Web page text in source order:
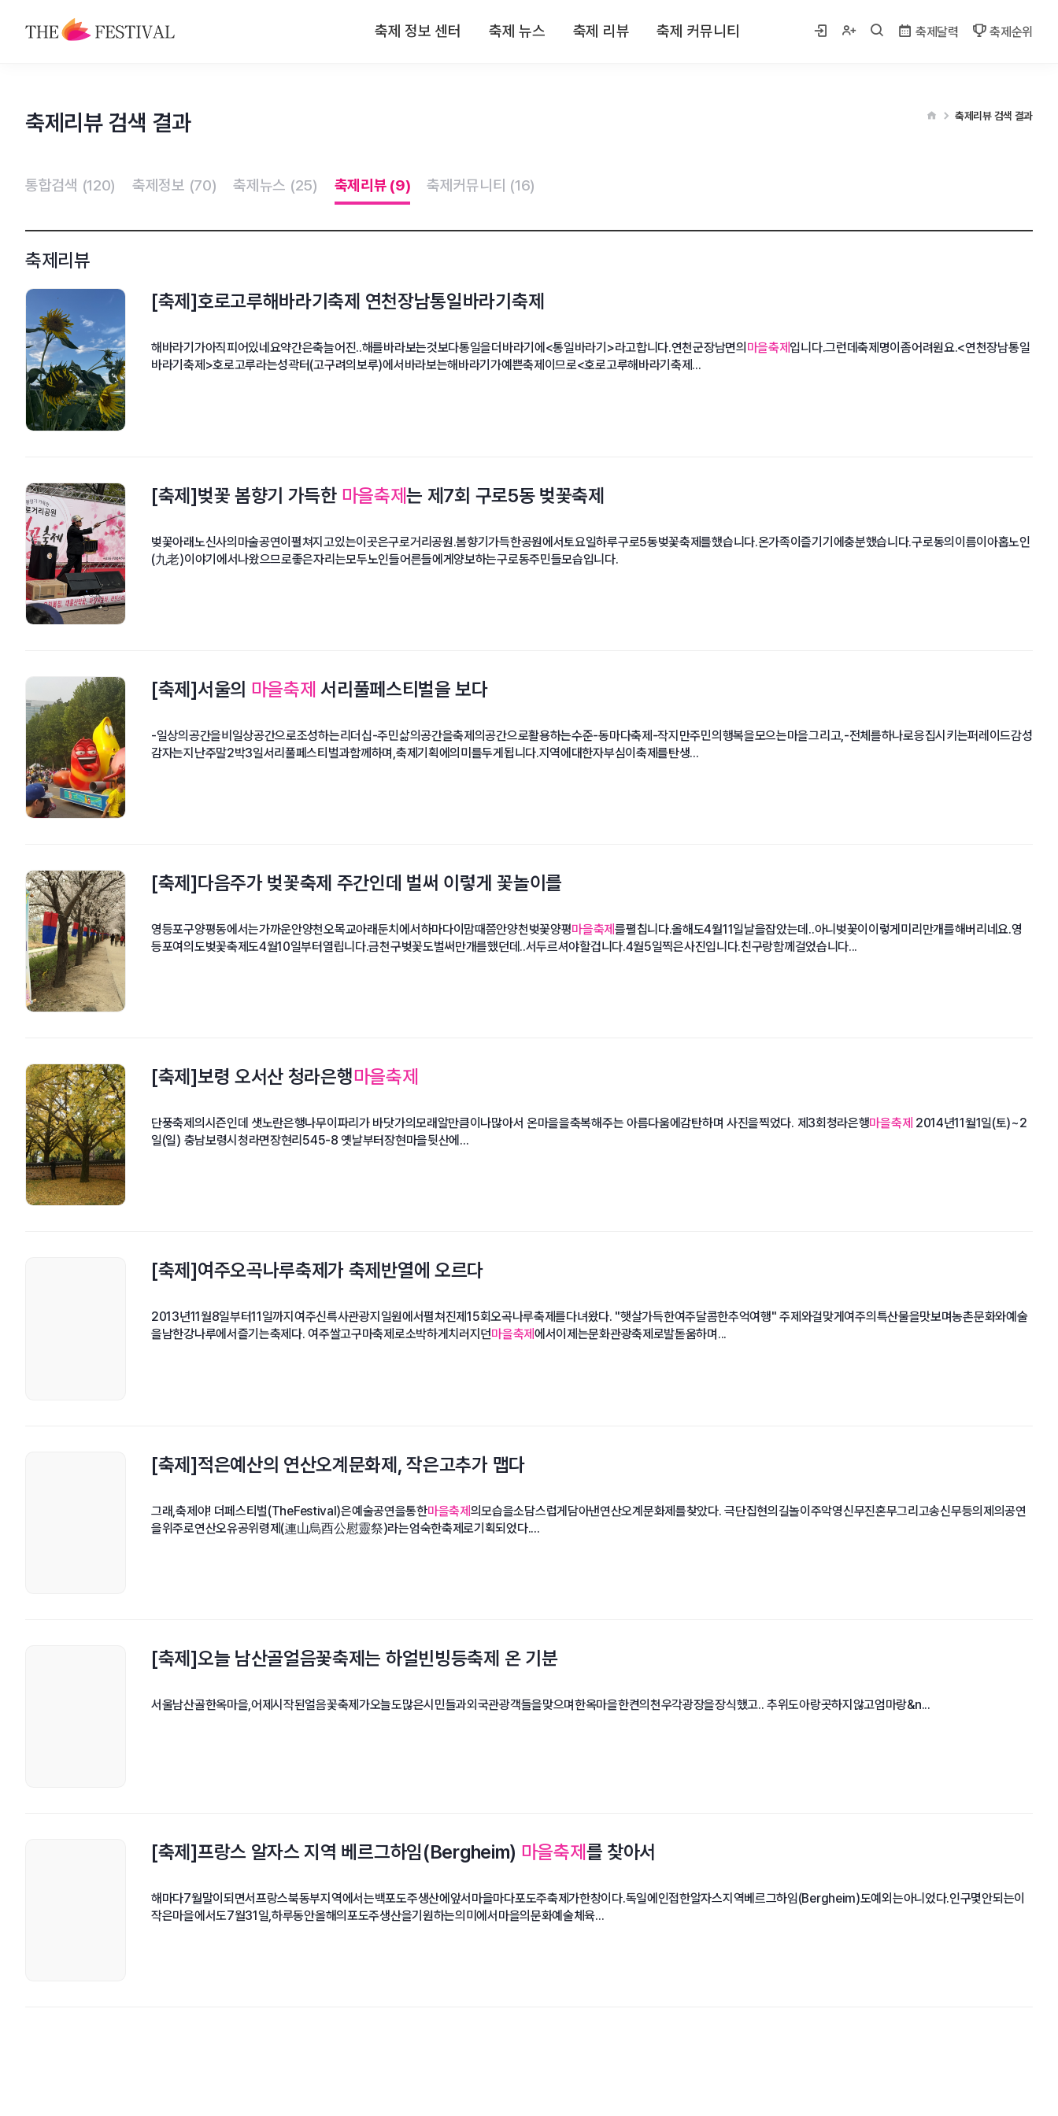
축제 정보 센터 축제 뉴스 축제 리뷰 축제 커뮤니티 축제달력 축제순위
관광지 정보
인터뷰
축제리뷰 검색 결과 축제리뷰 검색 결과
통합검색 (120) 축제정보 (70) 축제뉴스 (25) 축제리뷰 (9) 축제커뮤니티 (16)
축제리뷰
[축제]호로고루해바라기축제 연천장남통일바라기축제
해바라기가아직피어있네요약간은축늘어진..해를바라보는것보다통일을더바라기에<통일바라기>라고합니다.연천군장남면의 마을축제입니다.그런데축제명이좀어려원요.<연천장남통일
바라기축제>호로고루라는성곽터(고구려의보루)에서바라보는해바라기가예쁜축제이므로<호로고루해바라기축제...
[축제]벚꽃 봄향기 가득한 마을축제는 제7회 구로5동 벚꽃축제
벚꽃아래노신사의마술공연이펼쳐지고있는이곳은구로거리공원.봄향기가득한공원에서토요일하루구로5동벚꽃축제를했습니다.온가족이즐기기에충분했습니다.구로동의이름이아홉노인
(九老)이야기에서나왔으므로좋은자리는모두노인들어른들에게양보하는구로동주민들모습입니다.
[축제]서울의 마을축제 서리풀페스티벌을 보다
-일상의공간을비일상공간으로조성하는리더십-주민삶의공간을축제의공간으로활용하는수준-동마다축제-작지만주민의행복을모으는마을그리고,-전체를하나로응집시키는퍼레이드감성
감자는지난주말2박3일서리풀페스티벌과함께하며,축제기획에의미를두게됩니다.지역에대한자부심이축제를탄생...
[축제]다음주가 벚꽃축제 주간인데 벌써 이렇게 꽃놀이를
영등포구양평동에서는가까운안양천오목교아래둔치에서하마다이맘때쯤안양천벚꽃양평마을축제를펼칩니다.올해도4월11일날을잡았는데..아니벚꽃이이렇게미리만개를해버리네요.영
등포여의도벚꽃축제도4월10일부터열립니다.금천구벚꽃도벌써만개를했던데..서두르셔야할겁니다.4월5일찍은사진입니다.친구랑함께걸었습니다...
[축제]보령 오서산 청라은행마을축제
단풍축제의시즌인데 샛노란은행나무이파리가 바닷가의모래알만큼이나많아서 온마을을축복해주는 아름다움에감탄하며 사진을찍었다. 제3회청라은행마을축제 2014년11월1일(토)~2
일(일) 충남보령시청라면장현리545-8 옛날부터장현마을뒷산에...
[축제]여주오곡나루축제가 축제반열에 오르다
2013년11월8일부터11일까지여주신륵사관광지일원에서펼쳐진제15회오곡나루축제를다녀왔다. "햇살가득한여주달콤한추억여행" 주제와걸맞게여주의특산물을맛보며농촌문화와예술
을남한강나루에서즐기는축제다. 여주쌀고구마축제로소박하게치러지던마을축제 에서이제는문화관광축제로발돋움하며...
[축제]적은예산의 연산오계문화제, 작은고추가 맵다
그래,축제야! 더페스티벌(TheFestival)은예술공연을통한마을축제 의모습을소담스럽게담아낸연산오계문화제를찾았다. 극단집현의길놀이주악영신무진혼무그리고송신무등의제의공연
을위주로연산오유공위령제(連山烏酉公慰靈祭)라는엄숙한축제로기획되었다....
[축제]오늘 남산골얼음꽃축제는 하얼빈빙등축제 온 기분
서울남산골한옥마을,어제시작된얼음꽃축제가오늘도많은시민들과외국관광객들을맞으며한옥마을한켠의천우각광장을장식했고.. 추위도아랑곳하지않고엄마랑&n...
[축제]프랑스 알자스 지역 베르그하임(Bergheim) 마을축제 를 찾아서
해마다7월말이되면서프랑스북동부지역에서는백포도주생산에앞서마을마다포도주축제가한창이다.독일에인접한알자스지역베르그하임(Bergheim)도예외는아니었다.인구몇안되는이
작은마을에서도7월31일,하루동안올해의포도주생산을기원하는의미에서마을의문화예술체육...